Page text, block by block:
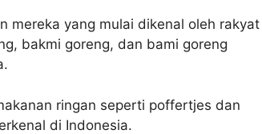
mereka yang mulai dikenal oleh rakyat
bakmi goreng, dan bami goreng
ringan seperti poffertjes dan
di Indonesia.